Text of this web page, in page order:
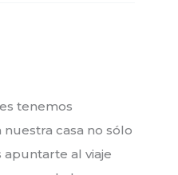
tenemos
casa no sólo
apuntarte al viaje